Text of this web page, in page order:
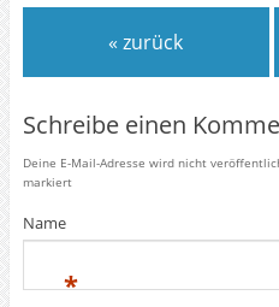
« zurück
Schreibe einen
Deine E-Mail-Adresse wird nicht
markiert
Name
*